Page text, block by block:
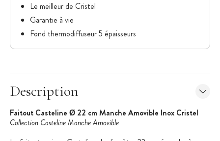
Le meilleur de Cristel
Garantie à vie
Fond thermodiffuseur 5 épaisseurs
Description
Faitout Casteline Ø 22 cm Manche Amovible Inox Cristel
Collection Casteline Manche Amovible